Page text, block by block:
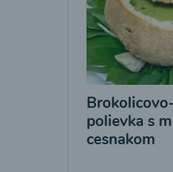
polievka s
cesnakom